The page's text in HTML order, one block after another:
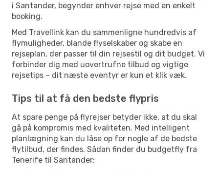
i Santander, begynder enhver rejse med en enkelt
booking.
Med Travellink kan du sammenligne hundredvis af
flymuligheder, blande flyselskaber og skabe en
rejseplan, der passer til din rejsestil og dit budget. Vi
forbinder dig med uovertrufne tilbud og vigtige
rejsetips – dit næste eventyr er kun et klik væk.
Tips til at få den bedste flypris
At spare penge på flyrejser betyder ikke, at du skal
gå på kompromis med kvaliteten. Med intelligent
planlægning kan du låse op for nogle af de bedste
flytilbud, der findes. Sådan finder du budgetfly fra
Tenerife til Santander: